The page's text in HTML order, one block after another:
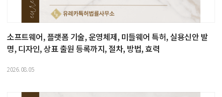
소프트웨어, 플랫폼 기술, 운영체제, 미들웨어 특허, 실용신안 발
명, 디자인, 상표 출원 등록까지, 절차, 방법, 효력
2026.08.05